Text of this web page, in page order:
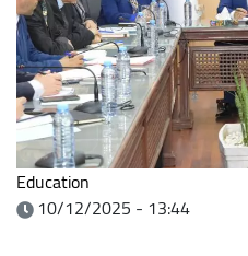
Education
10/12/2025 - 13:44